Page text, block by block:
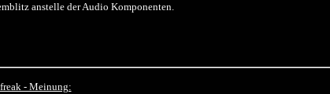
anstelle der Audio Komponenten.
- Meinung: